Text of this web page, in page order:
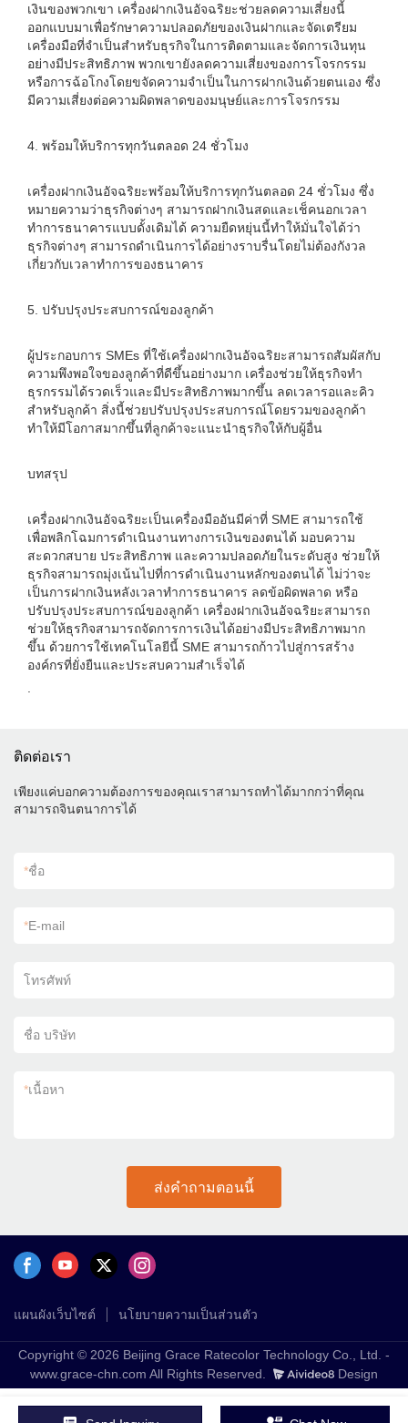
เงินของพวกเขา เครื่องฝากเงินอัจฉริยะช่วยลดความเสี่ยงนี้
ออกแบบมาเพื่อรักษาความปลอดภัยของเงินฝากและจัดเตรียม
เครื่องมือที่จำเป็นสำหรับธุรกิจในการติดตามและจัดการเงินทุน
อย่างมีประสิทธิภาพ พวกเขายังลดความเสี่ยงของการโจรกรรม
หรือการฉ้อโกงโดยขจัดความจำเป็นในการฝากเงินด้วยตนเอง ซึ่ง
มีความเสี่ยงต่อความผิดพลาดของมนุษย์และการโจรกรรม
4. พร้อมให้บริการทุกวันตลอด 24 ชั่วโมง
เครื่องฝากเงินอัจฉริยะพร้อมให้บริการทุกวันตลอด 24 ชั่วโมง ซึ่ง
หมายความว่าธุรกิจต่างๆ สามารถฝากเงินสดและเช็คนอกเวลา
ทำการธนาคารแบบดั้งเดิมได้ ความยืดหยุ่นนี้ทำให้มั่นใจได้ว่า
ธุรกิจต่างๆ สามารถดำเนินการได้อย่างราบรื่นโดยไม่ต้องกังวล
เกี่ยวกับเวลาทำการของธนาคาร
5. ปรับปรุงประสบการณ์ของลูกค้า
ผู้ประกอบการ SMEs ที่ใช้เครื่องฝากเงินอัจฉริยะสามารถสัมผัสกับ
ความพึงพอใจของลูกค้าที่ดีขึ้นอย่างมาก เครื่องช่วยให้ธุรกิจทำ
ธุรกรรมได้รวดเร็วและมีประสิทธิภาพมากขึ้น ลดเวลารอและคิว
สำหรับลูกค้า สิ่งนี้ช่วยปรับปรุงประสบการณ์โดยรวมของลูกค้า
ทำให้มีโอกาสมากขึ้นที่ลูกค้าจะแนะนำธุรกิจให้กับผู้อื่น
บทสรุป
เครื่องฝากเงินอัจฉริยะเป็นเครื่องมืออันมีค่าที่ SME สามารถใช้
เพื่อพลิกโฉมการดำเนินงานทางการเงินของตนได้ มอบความ
สะดวกสบาย ประสิทธิภาพ และความปลอดภัยในระดับสูง ช่วยให้
ธุรกิจสามารถมุ่งเน้นไปที่การดำเนินงานหลักของตนได้ ไม่ว่าจะ
เป็นการฝากเงินหลังเวลาทำการธนาคาร ลดข้อผิดพลาด หรือ
ปรับปรุงประสบการณ์ของลูกค้า เครื่องฝากเงินอัจฉริยะสามารถ
ช่วยให้ธุรกิจสามารถจัดการการเงินได้อย่างมีประสิทธิภาพมาก
ขึ้น ด้วยการใช้เทคโนโลยีนี้ SME สามารถก้าวไปสู่การสร้าง
องค์กรที่ยั่งยืนและประสบความสำเร็จได้
ติดต่อเรา
เพียงแค่บอกความต้องการของคุณเราสามารถทำได้มากกว่าที่คุณ
สามารถจินตนาการได้
*ชื่อ
*E-mail
โทรศัพท์
ชื่อ บริษัท
*เนื้อหา
ส่งคำถามตอนนี้
แผนผังเว็บไซต์ นโยบายความเป็นส่วนตัว
Copyright © 2026 Beijing Grace Ratecolor Technology Co., Ltd. -
www.grace-chn.com All Rights Reserved.
Design